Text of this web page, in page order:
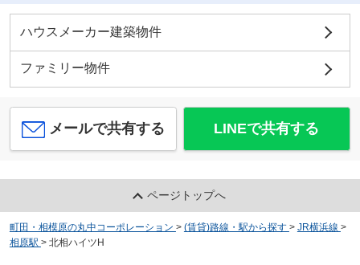
ハウスメーカー建築物件
ファミリー物件
メールで共有する LINEで共有する
ページトップへ
町田・相模原の丸中コーポレーション > (賃貸)路線・駅から探す > JR横浜線 >
相原駅 > 北相ハイツH